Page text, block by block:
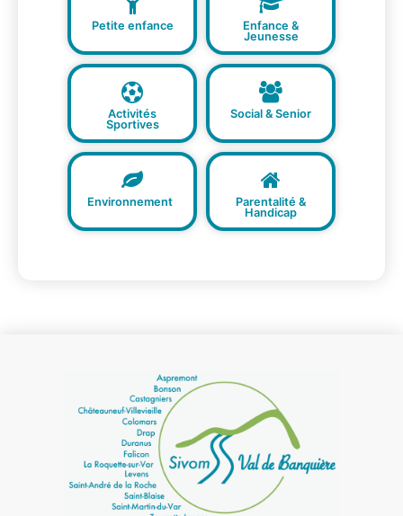
Petite enfance
Enfance &
Jeunesse
Activités
Sportives
Social & Senior
Environnement
Parentalité &
Handicap